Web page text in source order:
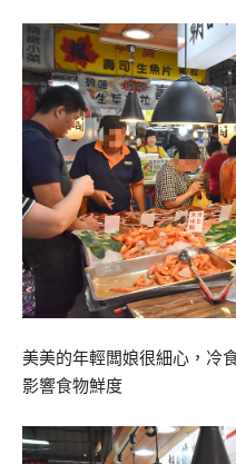
美美的年輕闆娘很細心，冷
影響食物鮮度